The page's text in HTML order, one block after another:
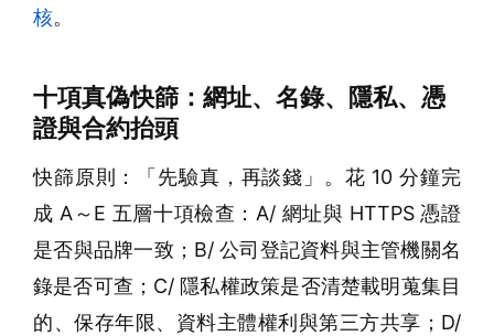
核。
十項真偽快篩：網址、名錄、隱私、憑
證與合約抬頭
快篩原則：「先驗真，再談錢」。花 10 分鐘完
成 A～E 五層十項檢查：A/ 網址與 HTTPS 憑證
是否與品牌一致；B/ 公司登記資料與主管機關名
錄是否可查；C/ 隱私權政策是否清楚載明蒐集目
的、保存年限、資料主體權利與第三方共享；D/